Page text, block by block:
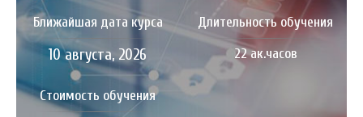
Ближайшая дата курса
10 августа, 2026
Длительность обучения
22 ак.часов
Стоимость обучения